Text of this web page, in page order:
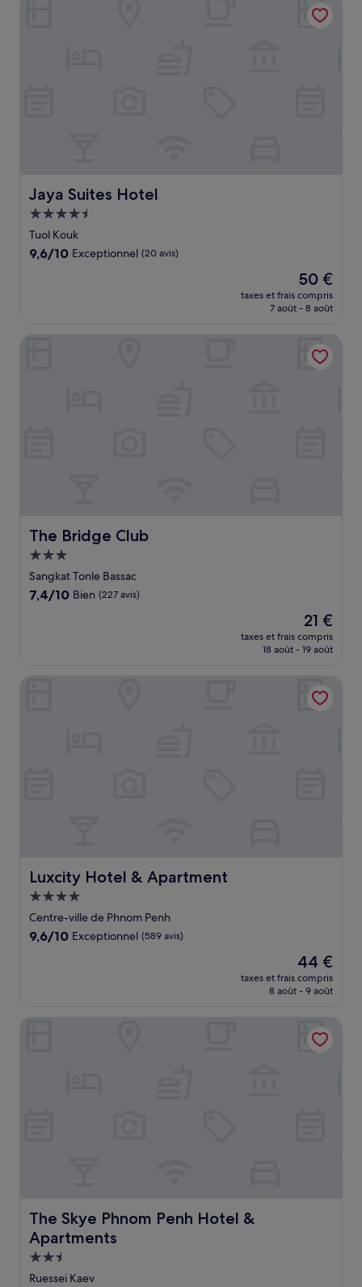
30 €
Jaya Suites Hotel
Jaya Suites Hotel
Hébergement
4.5 étoiles
Tuol Kouk
9.6
9,6/10 Exceptionnel (20 avis)
Le
nouveau
prix
de
50 €
50 €
taxes et frais compris
7 août - 8 août
The Bridge Club
The Bridge Club
Hébergement
3.0 étoiles
Sangkat Tonle Bassac
7.4
7,4/10 Bien (227 avis)
Le
nouveau
prix
de
21 €
21 €
taxes et frais compris
18 août - 19 août
Luxcity Hotel & Apartment
Luxcity Hotel & Apartment
Hébergement
4.0 étoiles
Centre-ville de Phnom Penh
9.6
9,6/10 Exceptionnel (589 avis)
Le
nouveau
prix
de
44 €
44 €
taxes et frais compris
8 août - 9 août
The Skye Phnom Penh Hotel &
Apartments
The Skye Phnom Penh Hotel & Apartments
Hébergement
2.5 étoiles
Ruessei Kaev